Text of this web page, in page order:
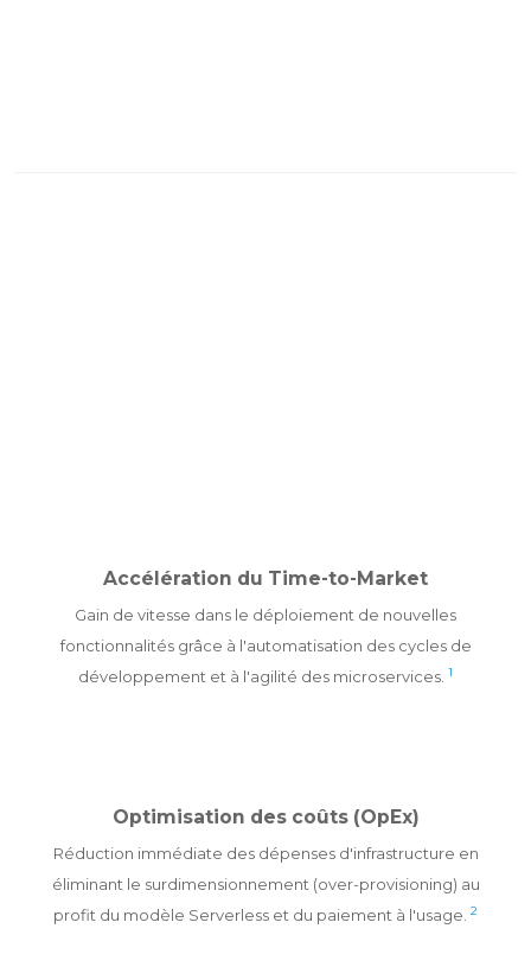
Accélération du Time-to-Market
Gain de vitesse dans le déploiement de nouvelles
fonctionnalités grâce à l'automatisation des cycles de
développement et à l'agilité des microservices. 1
Optimisation des coûts (OpEx)
Réduction immédiate des dépenses d'infrastructure en
éliminant le surdimensionnement (over-provisioning) au
profit du modèle Serverless et du paiement à l'usage.
2